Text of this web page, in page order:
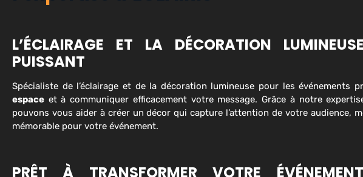
L’ÉCLAIRAGE ET LA DÉCORATION
PUISSANT
Spécialiste de l’éclairage et de la décoration lumineuse pour les événements
espace et à communiquer efficacement votre message. Grâce à notre
pouvons vous aider à créer un décor qui capture l’attention de votre audience,
mémorable pour votre événement.
PRÊT À TRANSFORMER VOTRE